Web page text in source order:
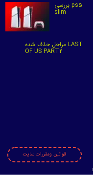
قوانین ومقررات سایت
بررسی ps5
slim
مراحل حذف شده LAST
OF US PART2